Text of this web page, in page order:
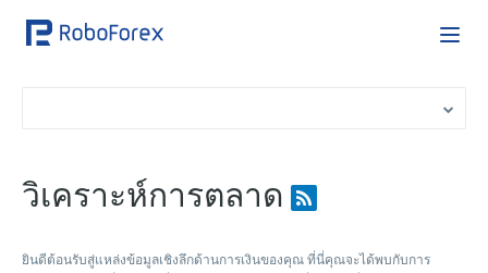
วิเคราะห์การตลาด
ยินดีต้อนรับสู่แหล่งข้อมูลเชิงลึกด้านการเงินของคุณ ที่นี่คุณจะได้พบกับการ